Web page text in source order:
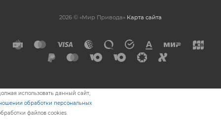
2026 © «Мир Привода» Карта сайта
использовать данный сайт,
обработки персональных
файлов cookies.